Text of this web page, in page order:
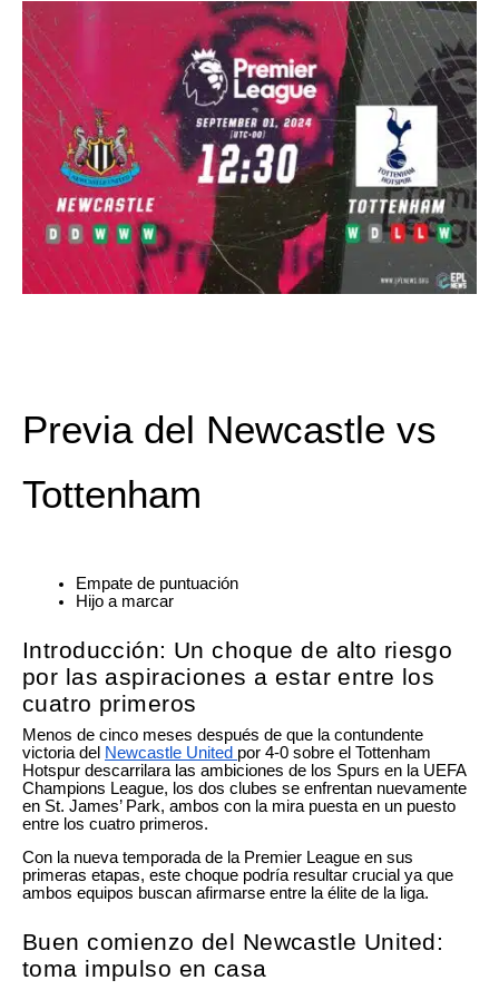
Previa del Newcastle vs
Tottenham
Empate de puntuación
Hijo a marcar
Introducción: Un choque de alto riesgo
por las aspiraciones a estar entre los
cuatro primeros
Menos de cinco meses después de que la contundente
victoria del Newcastle United por 4-0 sobre el Tottenham
Hotspur descarrilara las ambiciones de los Spurs en la UEFA
Champions League, los dos clubes se enfrentan nuevamente
en St. James’ Park, ambos con la mira puesta en un puesto
entre los cuatro primeros.
Con la nueva temporada de la Premier League en sus
primeras etapas, este choque podría resultar crucial ya que
ambos equipos buscan afirmarse entre la élite de la liga.
Buen comienzo del Newcastle United:
toma impulso en casa